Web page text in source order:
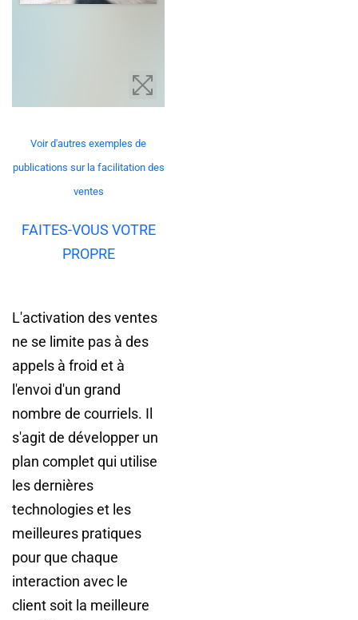
Voir d'autres exemples de
publications sur la facilitation des
ventes
FAITES-VOUS VOTRE
PROPRE
L'activation des ventes
ne se limite pas à des
appels à froid et à
l'envoi d'un grand
nombre de courriels. Il
s'agit de développer un
plan complet qui utilise
les dernières
technologies et les
meilleures pratiques
pour que chaque
interaction avec le
client soit la meilleure